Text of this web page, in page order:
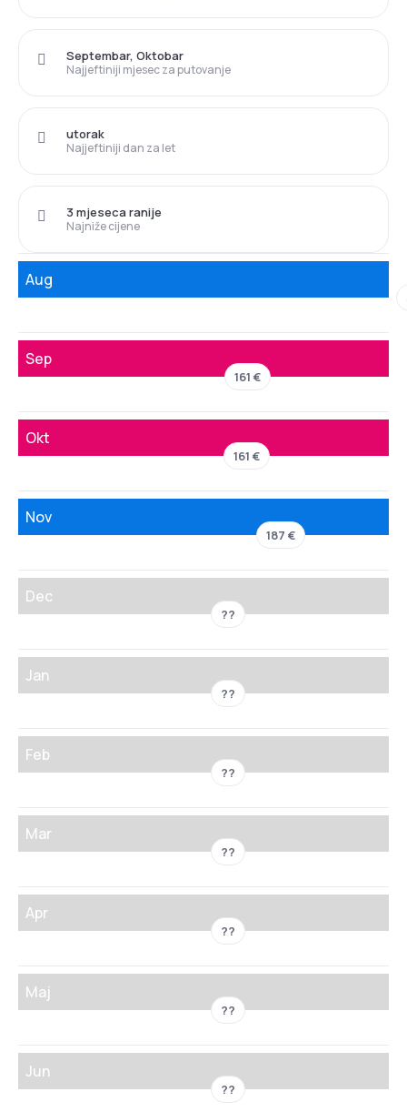
Najjeftiniji mjesec za putovanje
Septembar, Oktobar
Najjeftiniji dan za let
utorak
Najniže cijene
3 mjeseca ranije
Aug
Sep
161 €
Okt
161 €
Nov
187 €
Dec
??
Jan
??
Feb
??
Mar
??
Apr
??
Maj
??
Jun
??